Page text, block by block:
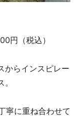
円（税込）
からインスピレー
寧に重ね合わせて